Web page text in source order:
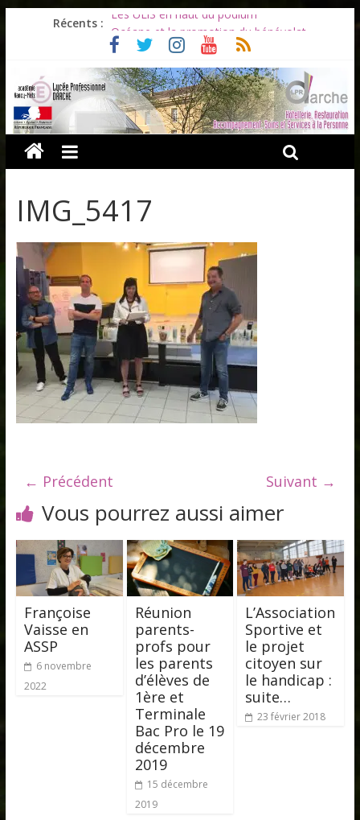
Récents : Les ULiS en haut du podium
Océane et la promotion du bénévolat
Bonnes vacances à tous !
Infos rentrée septembre 2026
Soirée d’adieux au Lycée Darche
IMG_5417
← Précédent Suivant →
Vous pourrez aussi aimer
Françoise
Vaisse en
ASSP
6 novembre
2022
Réunion
parents-
profs pour
les parents
d’élèves de
1ère et
Terminale
Bac Pro le 19
décembre
2019
15 décembre
2019
L’Association
Sportive et
le projet
citoyen sur
le handicap :
suite…
23 février 2018